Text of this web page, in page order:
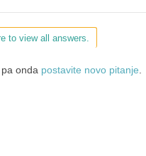
to view all answers.
pa onda postavite novo pitanje.